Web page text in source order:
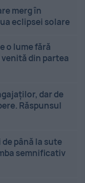
merg în
eclipsei solare
o lume fără
din partea
dar de
Răspunsul
până la sute
semnificativ